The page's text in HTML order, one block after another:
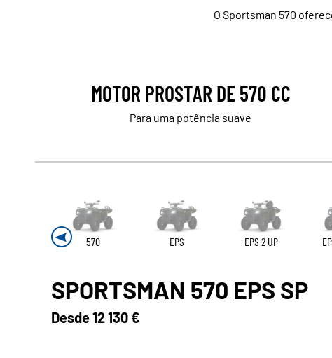
O Sportsman 570
MOTOR PROSTAR DE 570 CC
Para uma potência suave
570 EPS EPS 2 UP
SPORTSMAN 570 EPS SP
Desde12 130 €